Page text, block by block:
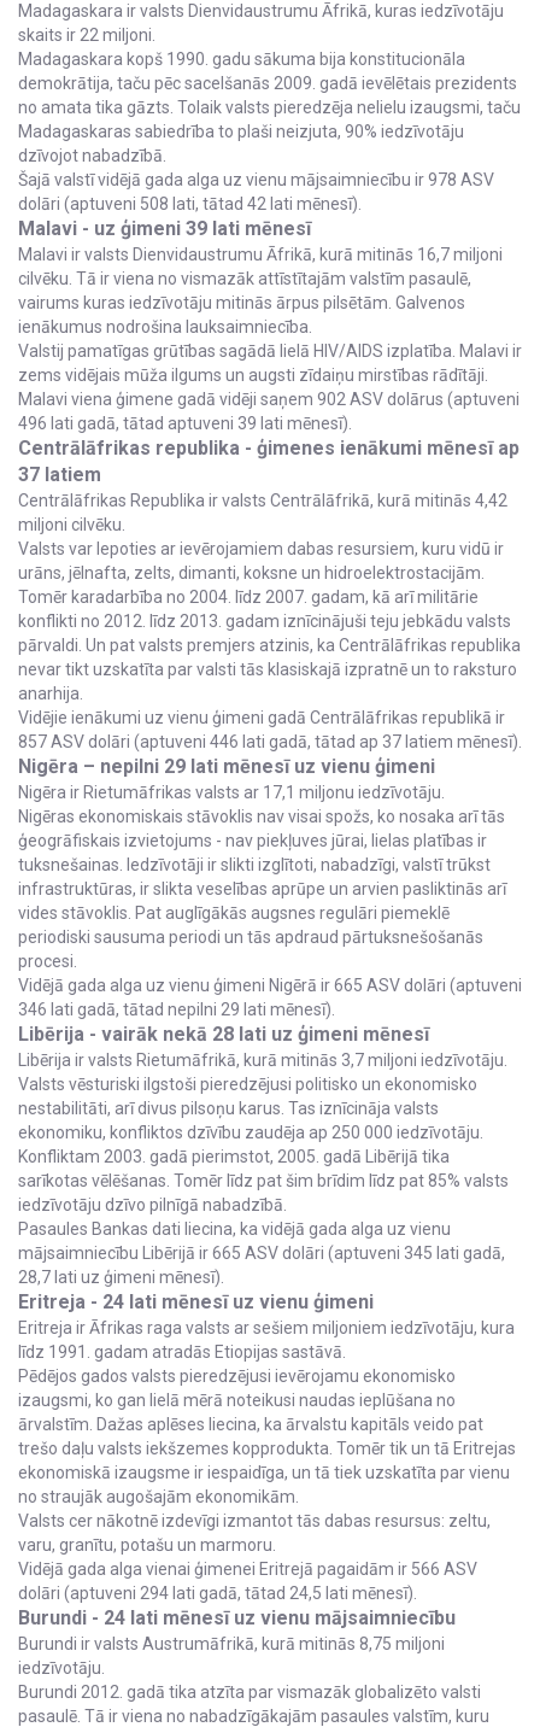
Madagaskara ir valsts Dienvidaustrumu Āfrikā, kuras iedzīvotāju
skaits ir 22 miljoni.
Madagaskara kopš 1990. gadu sākuma bija konstitucionāla
demokrātija, taču pēc sacelšanās 2009. gadā ievēlētais prezidents
no amata tika gāzts. Tolaik valsts pieredzēja nelielu izaugsmi, taču
Madagaskaras sabiedrība to plaši neizjuta, 90% iedzīvotāju
dzīvojot nabadzībā.
Šajā valstī vidējā gada alga uz vienu mājsaimniecību ir 978 ASV
dolāri (aptuveni 508 lati, tātad 42 lati mēnesī).
Malavi - uz ģimeni 39 lati mēnesī
Malavi ir valsts Dienvidaustrumu Āfrikā, kurā mitinās 16,7 miljoni
cilvēku. Tā ir viena no vismazāk attīstītajām valstīm pasaulē,
vairums kuras iedzīvotāju mitinās ārpus pilsētām. Galvenos
ienākumus nodrošina lauksaimniecība.
Valstij pamatīgas grūtības sagādā lielā HIV/AIDS izplatība. Malavi ir
zems vidējais mūža ilgums un augsti zīdaiņu mirstības rādītāji.
Malavi viena ģimene gadā vidēji saņem 902 ASV dolārus (aptuveni
496 lati gadā, tātad aptuveni 39 lati mēnesī).
Centrālāfrikas republika - ģimenes ienākumi mēnesī ap
37 latiem
Centrālāfrikas Republika ir valsts Centrālāfrikā, kurā mitinās 4,42
miljoni cilvēku.
Valsts var lepoties ar ievērojamiem dabas resursiem, kuru vidū ir
urāns, jēlnafta, zelts, dimanti, koksne un hidroelektrostacijām.
Tomēr karadarbība no 2004. līdz 2007. gadam, kā arī militārie
konflikti no 2012. līdz 2013. gadam iznīcinājuši teju jebkādu valsts
pārvaldi. Un pat valsts premjers atzinis, ka Centrālāfrikas republika
nevar tikt uzskatīta par valsti tās klasiskajā izpratnē un to raksturo
anarhija.
Vidējie ienākumi uz vienu ģimeni gadā Centrālāfrikas republikā ir
857 ASV dolāri (aptuveni 446 lati gadā, tātad ap 37 latiem mēnesī).
Nigēra – nepilni 29 lati mēnesī uz vienu ģimeni
Nigēra ir Rietumāfrikas valsts ar 17,1 miljonu iedzīvotāju.
Nigēras ekonomiskais stāvoklis nav visai spožs, ko nosaka arī tās
ģeogrāfiskais izvietojums - nav piekļuves jūrai, lielas platības ir
tuksnešainas. Iedzīvotāji ir slikti izglītoti, nabadzīgi, valstī trūkst
infrastruktūras, ir slikta veselības aprūpe un arvien pasliktinās arī
vides stāvoklis. Pat auglīgākās augsnes regulāri piemeklē
periodiski sausuma periodi un tās apdraud pārtuksnešošanās
procesi.
Vidējā gada alga uz vienu ģimeni Nigērā ir 665 ASV dolāri (aptuveni
346 lati gadā, tātad nepilni 29 lati mēnesī).
Libērija - vairāk nekā 28 lati uz ģimeni mēnesī
Libērija ir valsts Rietumāfrikā, kurā mitinās 3,7 miljoni iedzīvotāju.
Valsts vēsturiski ilgstoši pieredzējusi politisko un ekonomisko
nestabilitāti, arī divus pilsoņu karus. Tas iznīcināja valsts
ekonomiku, konfliktos dzīvību zaudēja ap 250 000 iedzīvotāju.
Konfliktam 2003. gadā pierimstot, 2005. gadā Libērijā tika
sarīkotas vēlēšanas. Tomēr līdz pat šim brīdim līdz pat 85% valsts
iedzīvotāju dzīvo pilnīgā nabadzībā.
Pasaules Bankas dati liecina, ka vidējā gada alga uz vienu
mājsaimniecību Libērijā ir 665 ASV dolāri (aptuveni 345 lati gadā,
28,7 lati uz ģimeni mēnesī).
Eritreja - 24 lati mēnesī uz vienu ģimeni
Eritreja ir Āfrikas raga valsts ar sešiem miljoniem iedzīvotāju, kura
līdz 1991. gadam atradās Etiopijas sastāvā.
Pēdējos gados valsts pieredzējusi ievērojamu ekonomisko
izaugsmi, ko gan lielā mērā noteikusi naudas ieplūšana no
ārvalstīm. Dažas aplēses liecina, ka ārvalstu kapitāls veido pat
trešo daļu valsts iekšzemes kopprodukta. Tomēr tik un tā Eritrejas
ekonomiskā izaugsme ir iespaidīga, un tā tiek uzskatīta par vienu
no straujāk augošajām ekonomikām.
Valsts cer nākotnē izdevīgi izmantot tās dabas resursus: zeltu,
varu, granītu, potašu un marmoru.
Vidējā gada alga vienai ģimenei Eritrejā pagaidām ir 566 ASV
dolāri (aptuveni 294 lati gadā, tātad 24,5 lati mēnesī).
Burundi - 24 lati mēnesī uz vienu mājsaimniecību
Burundi ir valsts Austrumāfrikā, kurā mitinās 8,75 miljoni
iedzīvotāju.
Burundi 2012. gadā tika atzīta par vismazāk globalizēto valsti
pasaulē. Tā ir viena no nabadzīgākajām pasaules valstīm, kuru